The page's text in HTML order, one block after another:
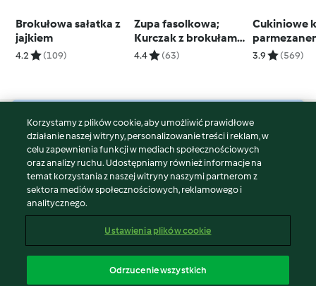
Brokułowa sałatka z
jajkiem
4.2 (109)
Zupa fasolkowa;
Kurczak z brokułami i
ryżem
4.4 (63)
Cukiniowe
3.9 (569)
© Copyright 2026
Warunki korzystania
Polityka prywatności
Disclaimer
Znak wydawcy
Zgłoś treść
Oświadczenie o dostępności
Korzystamy z plików cookie, aby umożliwić prawidłowe
działanie naszej witryny, personalizowanie treści i reklam, w
celu zapewnienia funkcji w mediach społecznościowych
oraz analizy ruchu. Udostępniamy również informacje na
temat korzystania z naszej witryny naszymi partnerom z
sektora mediów społecznościowych, reklamowego i
analitycznego.
Ustawienia plików cookie
Odrzucenie wszystkich